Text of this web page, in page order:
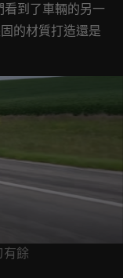
看到了車輛的另一
的材質打造還是
有餘